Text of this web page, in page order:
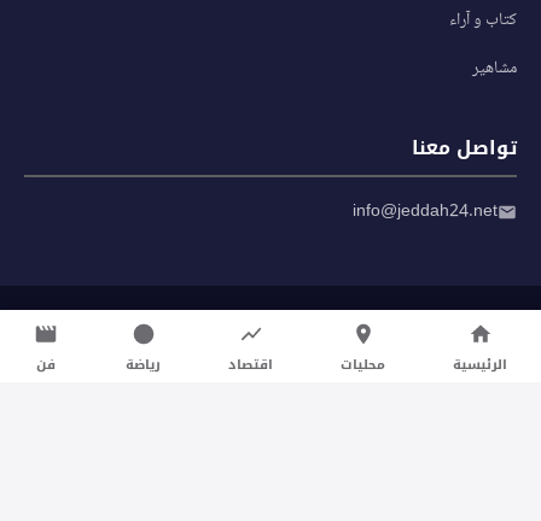
كتاب و آراء
مشاهير
تواصل معنا
info@jeddah24.net
سياسة الخصوصية
شروط الاستخدام
الرئيسية محليات اقتصاد رياضة فن